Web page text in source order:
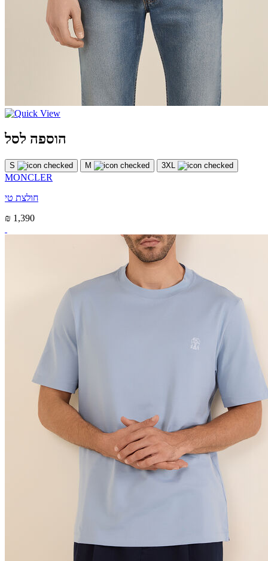
הוספה לסל
S M 3XL
MONCLER
חולצת טי
₪ 1,390